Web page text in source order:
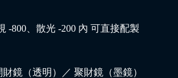
-800、散光 -200 內 可直接配製
財鏡（透明）／ 聚財鏡（墨鏡）